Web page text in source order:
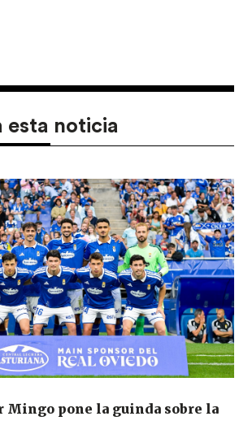
esta noticia
Mingo pone la guinda sobre la